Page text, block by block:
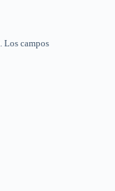
Los campos